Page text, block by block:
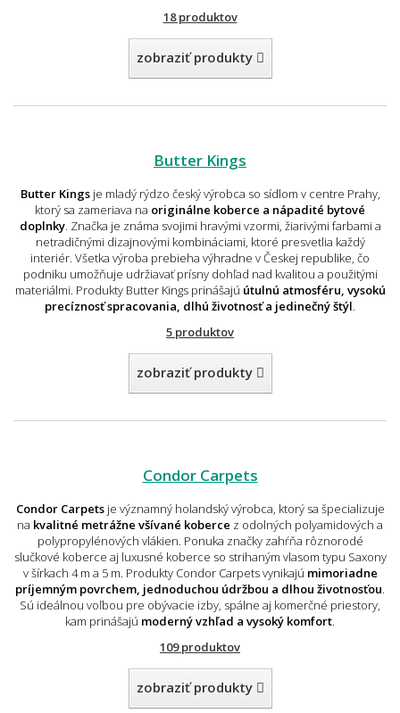
18 produktov
zobraziť produkty
Butter Kings
Butter Kingsje mladý rýdzo český výrobca so sídlom v centre Prahy,
ktorý sa zameriava na originálne koberce a nápadité bytové
doplnky. Značka je známa svojimi hravými vzormi, žiarivými farbami a
netradičnými dizajnovými kombináciami, ktoré presvetlia každý
interiér. Všetka výroba prebieha výhradne v Českej republike, čo
podniku umožňuje udržiavať prísny dohľad nad kvalitou a použitými
materiálmi. Produkty Butter Kings prinášajú útulnú atmosféru, vysokú
precíznosť spracovania, dlhú životnosť a jedinečný štýl
5 produktov
zobraziť produkty
Condor Carpets
Condor Carpetsje významný holandský výrobca, ktorý sa špecializuje
na kvalitné metrážne všívané koberce z odolných polyamidových a
polypropylénových vlákien. Ponuka značky zahŕňa rôznorodé
slučkové koberce aj luxusné koberce so strihaným vlasom typu Saxony
v šírkach 4 m a 5 m. Produkty Condor Carpets vynikajú mimoriadne
príjemným povrchem, jednoduchou údržbou a dlhou životnosťou
Sú ideálnou voľbou pre obývacie izby, spálne aj komerčné priestory,
kam prinášajú moderný vzhľad a vysoký komfort
109 produktov
zobraziť produkty